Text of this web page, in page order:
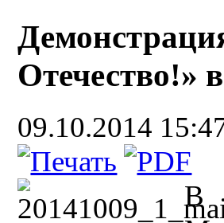
Отечество!»
09.10.2014
В